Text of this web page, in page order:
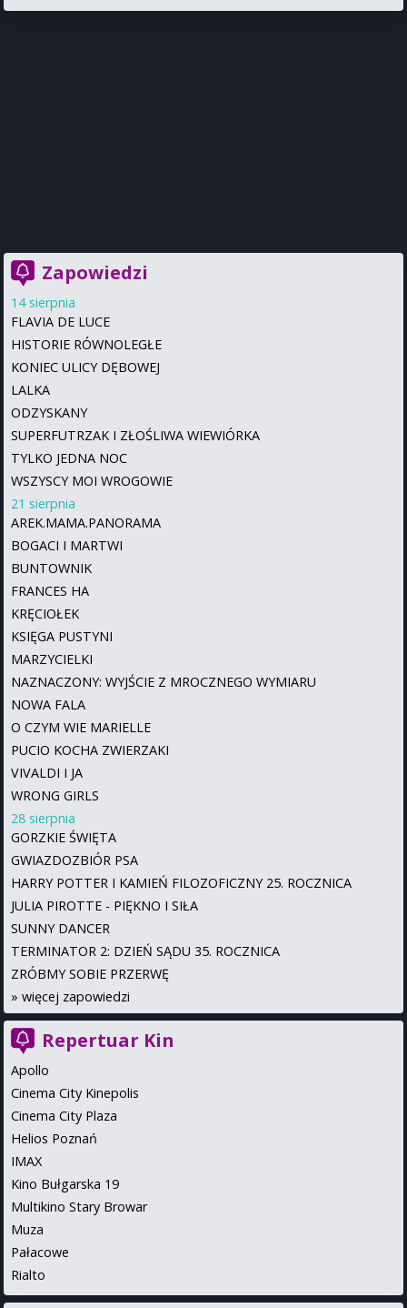
Zapowiedzi
14 sierpnia
FLAVIA DE LUCE
HISTORIE RÓWNOLEGŁE
KONIEC ULICY DĘBOWEJ
LALKA
ODZYSKANY
SUPERFUTRZAK I ZŁOŚLIWA WIEWIÓRKA
TYLKO JEDNA NOC
WSZYSCY MOI WROGOWIE
21 sierpnia
AREK.MAMA.PANORAMA
BOGACI I MARTWI
BUNTOWNIK
FRANCES HA
KRĘCIOŁEK
KSIĘGA PUSTYNI
MARZYCIELKI
NAZNACZONY: WYJŚCIE Z MROCZNEGO WYMIARU
NOWA FALA
O CZYM WIE MARIELLE
PUCIO KOCHA ZWIERZAKI
VIVALDI I JA
WRONG GIRLS
28 sierpnia
GORZKIE ŚWIĘTA
GWIAZDOZBIÓR PSA
HARRY POTTER I KAMIEŃ FILOZOFICZNY 25. ROCZNICA
JULIA PIROTTE - PIĘKNO I SIŁA
SUNNY DANCER
TERMINATOR 2: DZIEŃ SĄDU 35. ROCZNICA
ZRÓBMY SOBIE PRZERWĘ
» więcej zapowiedzi
Repertuar Kin
Apollo
Cinema City Kinepolis
Cinema City Plaza
Helios Poznań
IMAX
Kino Bułgarska 19
Multikino Stary Browar
Muza
Pałacowe
Rialto